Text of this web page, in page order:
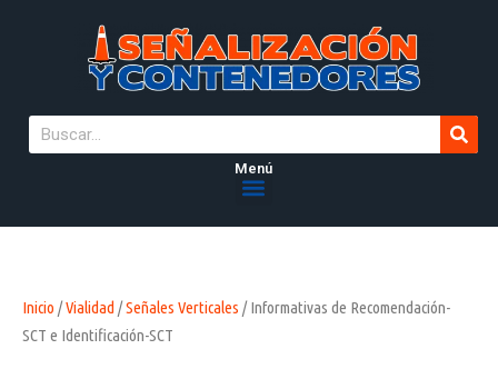
Menú
Inicio /Vialidad /Señales Verticales / Informativas de Recomendación-
SCT e Identificación-SCT